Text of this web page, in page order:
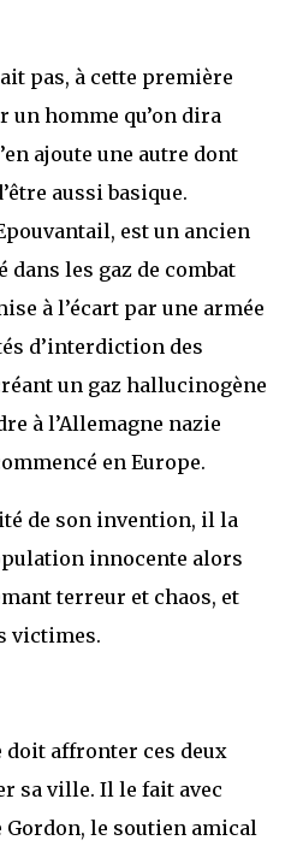
pas, à cette première
un homme qu’on dira
ajoute une autre dont
aussi basique.
est un ancien
les gaz de combat
à l’écart par une armée
d’interdiction des
un gaz hallucinogène
à l’Allemagne nazie
en Europe.
de son invention, il la
innocente alors
terreur et chaos, et
victimes.
doit affronter ces deux
sa ville. Il le fait avec
Gordon, le soutien amical